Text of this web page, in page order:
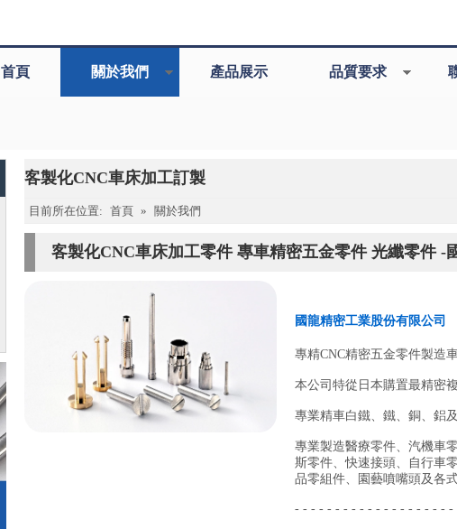
首頁 關於我們 產品展示 品質要求
客製化CNC車床加工訂製
目前所在位置: 首頁 » 關於我們
客製化CNC車床加工零件 專車精密五金零件 光纖零件 -
國龍精密工業股份有限公司
專精CNC精密五金零件製造
本公司特從日本購置最精密
專業精車白鐵、鐵、銅、鋁
專業製造醫療零件、汽機車
斯零件、快速接頭、自行車
品零組件、園藝噴嘴頭及各
- - - - - - - - - - - - - - - - - - - -